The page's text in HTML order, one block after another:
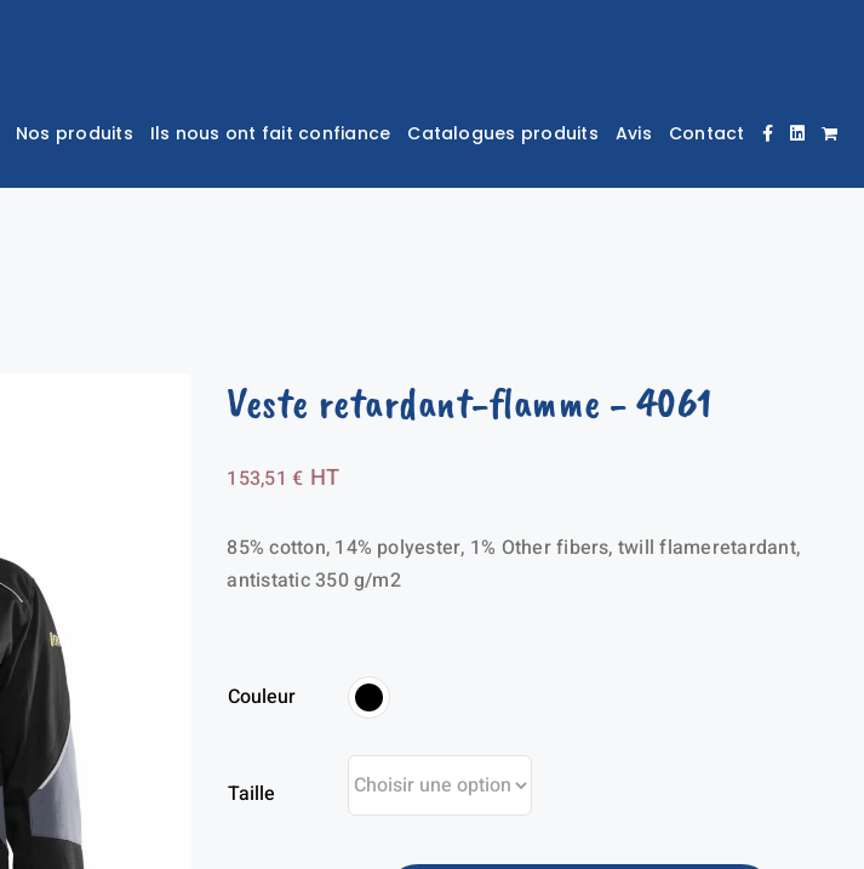
Nos produits Ils nous ont fait confiance Catalogues produits Avis Contact
Veste retardant-flamme - 4061
153,51€ HT
85% cotton, 14% polyester, 1% Other fibers, twill flameretardant,
antistatic 350 g/m2
Couleur
Taille